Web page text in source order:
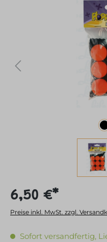
6,50 €*
Preise inkl. MwSt. zzgl.
Sofort versandfertig,